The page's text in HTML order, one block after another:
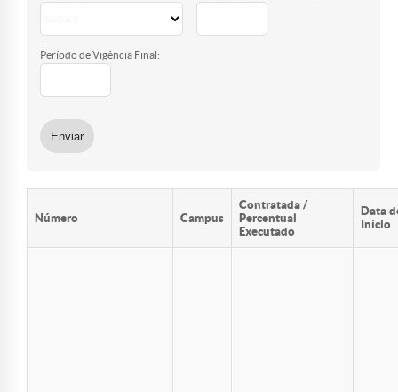
Período de Vigência Final:
Número Campus
Contratada /
Percentual
Executado
Data
Início